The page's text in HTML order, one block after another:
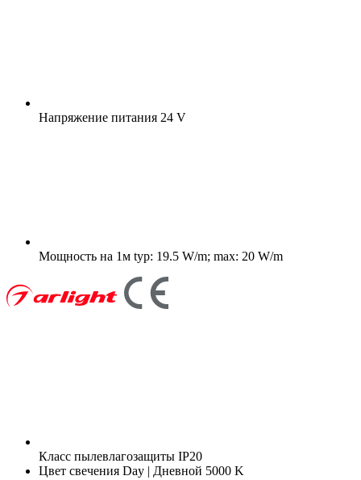
Напряжение питания 24 V
Мощность на 1м typ: 19.5 W/m; max: 20 W/m
Класс пылевлагозащиты IP20
Цвет свечения Day | Дневной 5000 K